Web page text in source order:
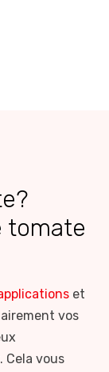
tomate
et
vos
Cela vous